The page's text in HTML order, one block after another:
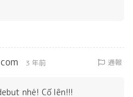
3 年前 通報
nhé! Cố lên!!!